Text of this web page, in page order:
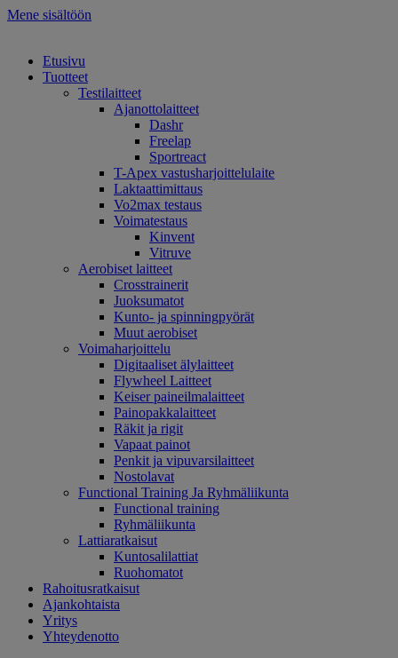
Mene sisältöön
Etusivu
Tuotteet
Testilaitteet
Ajanottolaitteet
Dashr
Freelap
Sportreact
T-Apex vastusharjoittelulaite
Laktaattimittaus
Vo2max testaus
Voimatestaus
Kinvent
Vitruve
Aerobiset laitteet
Crosstrainerit
Juoksumatot
Kunto- ja spinningpyörät
Muut aerobiset
Voimaharjoittelu
Digitaaliset älylaitteet
Flywheel Laitteet
Keiser paineilmalaitteet
Painopakkalaitteet
Räkit ja rigit
Vapaat painot
Penkit ja vipuvarsilaitteet
Nostolavat
Functional Training Ja Ryhmäliikunta
Functional training
Ryhmäliikunta
Lattiaratkaisut
Kuntosalilattiat
Ruohomatot
Rahoitusratkaisut
Ajankohtaista
Yritys
Yhteydenotto